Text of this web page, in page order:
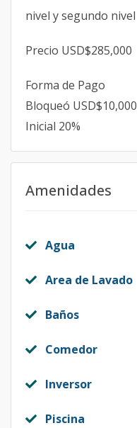
nivel y segundo nivel
Precio USD$285,000
Forma de Pago
Bloqueó USD$10,000
Inicial 20%
Amenidades
Agua
Area de Lavado
Baños
Comedor
Inversor
Piscina